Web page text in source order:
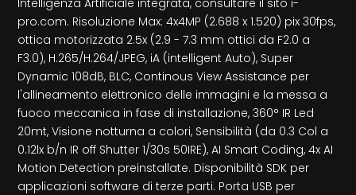
pro.com. Risoluzione Max: 4x4MP (2.688 x 1.520) pix 30fps,
ottica motorizzata 2.5x (2.9 - 7.3 mm ottici da F2.0 a
F3.0), H.265/H.264/JPEG, iA (intelligent Auto), Super
Dynamic 108dB, BLC, Continous View Assistance per
l'allineamento elettronico delle immagini e la messa a
fuoco meccanica in fase di installazione, 360° IR Led
20mt, Visione notturna a colori, Sensibilità (da 0.3 Col a
0.12lx b/n IR off Shutter 1/30s 50IRE), AI Smart Coding, 4x AI
Motion Detection preinstallate. Disponibilità SDK per
applicazioni software di terze parti. Porta USB per